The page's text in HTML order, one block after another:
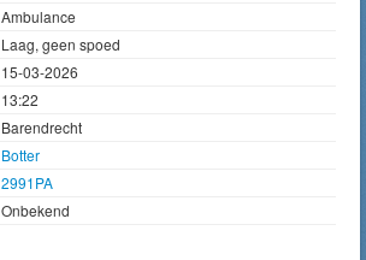
Ambulance
Laag, geen spoed
15-03-2026
13:22
Barendrecht
Botter
2991PA
Onbekend